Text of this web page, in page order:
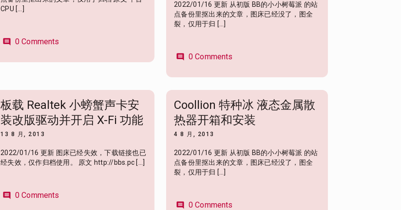
CPU […]
comment 0 Comments
2022/01/16 更新 从初版 BB的小小树莓派 的站
点备份里抠出来的文章，图床已经没了，图全
裂，仅用于归 […]
comment 0 Comments
板载 Realtek 小螃蟹声卡安
装改版驱动并开启 X-Fi 功能
13 8 月, 2013
2022/01/16 更新 图床已经失效，下载链接也已
经失效，仅作归档使用。 原文 http://bbs.pc […]
comment 0 Comments
Coollion 特种冰 液态金属散
热器开箱和安装
4 8 月, 2013
2022/01/16 更新 从初版 BB的小小树莓派 的站
点备份里抠出来的文章，图床已经没了，图全
裂，仅用于归 […]
comment 0 Comments